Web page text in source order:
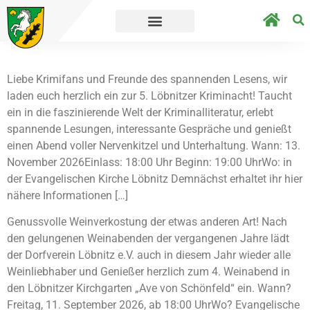
direkt zur Umfrage.
Liebe Krimifans und Freunde des spannenden Lesens, wir
laden euch herzlich ein zur 5. Löbnitzer Kriminacht! Taucht
ein in die faszinierende Welt der Kriminalliteratur, erlebt
spannende Lesungen, interessante Gespräche und genießt
einen Abend voller Nervenkitzel und Unterhaltung. Wann: 13.
November 2026Einlass: 18:00 Uhr Beginn: 19:00 UhrWo: in
der Evangelischen Kirche Löbnitz Demnächst erhaltet ihr hier
nähere Informationen […]
Genussvolle Weinverkostung der etwas anderen Art! Nach
den gelungenen Weinabenden der vergangenen Jahre lädt
der Dorfverein Löbnitz e.V. auch in diesem Jahr wieder alle
Weinliebhaber und Genießer herzlich zum 4. Weinabend in
den Löbnitzer Kirchgarten „Ave von Schönfeld“ ein. Wann?
Freitag, 11. September 2026, ab 18:00 UhrWo? Evangelische